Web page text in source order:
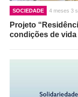
SOCIEDADE 4 meses 3
Projeto
condições de